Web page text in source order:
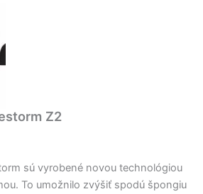
Z2
sú vyrobené novou technológiou
To umožnilo zvýšiť spodú špongiu